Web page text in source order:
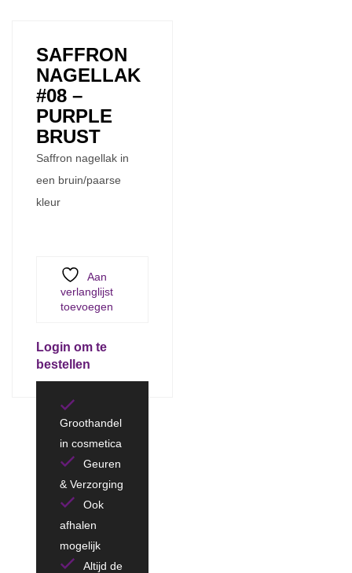
SAFFRON
NAGELLAK
#08 –
PURPLE
BRUST
Saffron nagellak in
een bruin/paarse
kleur
Aan
verlanglijst
toevoegen
Login om te
bestellen
Groothandel
in cosmetica
Geuren
& Verzorging
Ook
afhalen
mogelijk
Altijd de